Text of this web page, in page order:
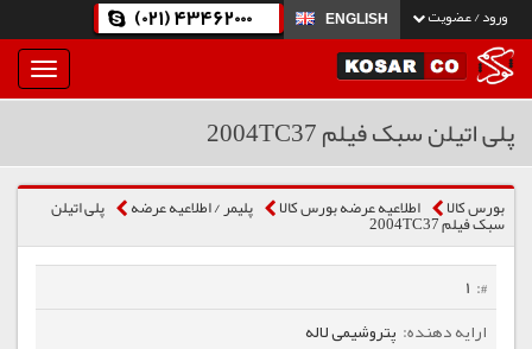
ورود / عضویت ENGLISH
(021) 43462000
بار
و
پلی اتیلن سبک فیلم 2004TC37
بورس کالا اطلاعیه عرضه بورس کالا پلیمر / اطلاعیه عرضه پلی اتیلن
سبک فیلم 2004TC37
1
پتروشیمی لاله